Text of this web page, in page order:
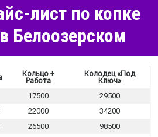
лист по копке
Белоозерском
Кольцо +
Работа
Колодец «Под
Ключ»
17500
29500
22000
34200
26500
98500